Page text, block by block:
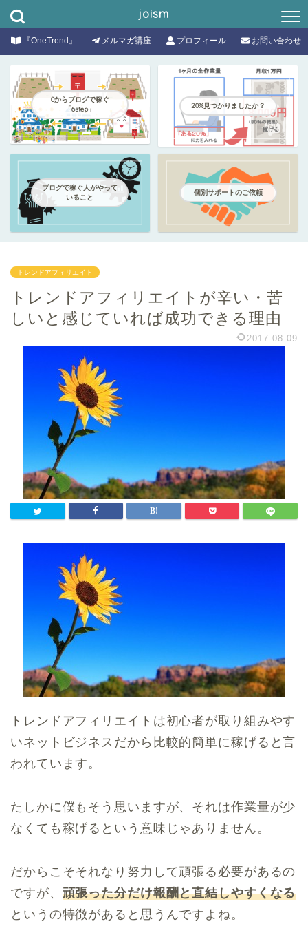
joism
『OneTrend』 メルマガ講座 プロフィール お問い合わせ
0からブログで稼ぐ
「6step」
20%見つかりましたか？
ブログで稼ぐ人がやって
いること
個別サポートのご依頼
トレンドアフィリエイト
トレンドアフィリエイトが辛い・苦
しいと感じていれば成功できる理由
2017-08-09
トレンドアフィリエイトは初心者が取り組みやす
いネットビジネスだから比較的簡単に稼げると言
われています。
たしかに僕もそう思いますが、それは作業量が少
なくても稼げるという意味じゃありません。
だからこそそれなり努力して頑張る必要があるの
ですが、 頑張った分だけ報酬と直結しやすくなる
というの特徴があると思うんですよね。